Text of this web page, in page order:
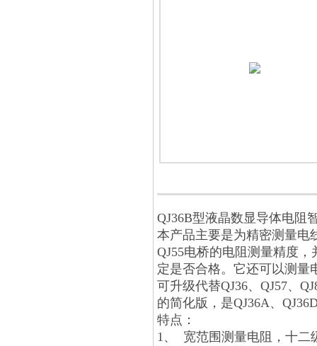
QJ36B型液晶数显导体电阻
本产品主要是为精密测量电
QJ55电桥的电阻测量精度
定是否合格。它还可以测量
可升级代替QJ36、QJ57、
的简化版，是QJ36A、
特点 ：
1、 宽范围测量电阻，十二